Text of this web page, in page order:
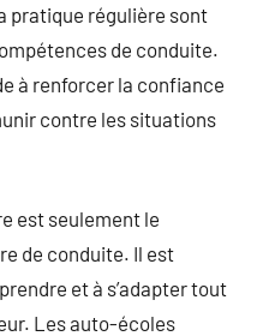
pratique régulière sont
de conduite.
à renforcer la confiance
contre les situations
est seulement le
de conduite. Il est
et à s’adapter tout
Les auto-écoles